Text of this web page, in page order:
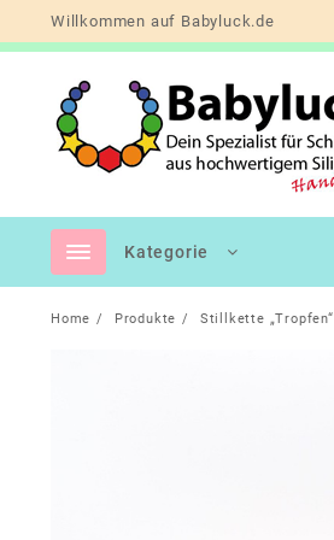
Willkommen auf Babyluck.de
Kategorie
Home Produkte Stillkette „Tropfen“